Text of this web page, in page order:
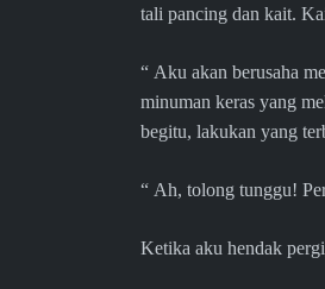
tali pancing dan kait.
“ Aku akan berusaha
minuman keras yang
begitu, lakukan yang
“ Ah, tolong tunggu!
Ketika aku hendak